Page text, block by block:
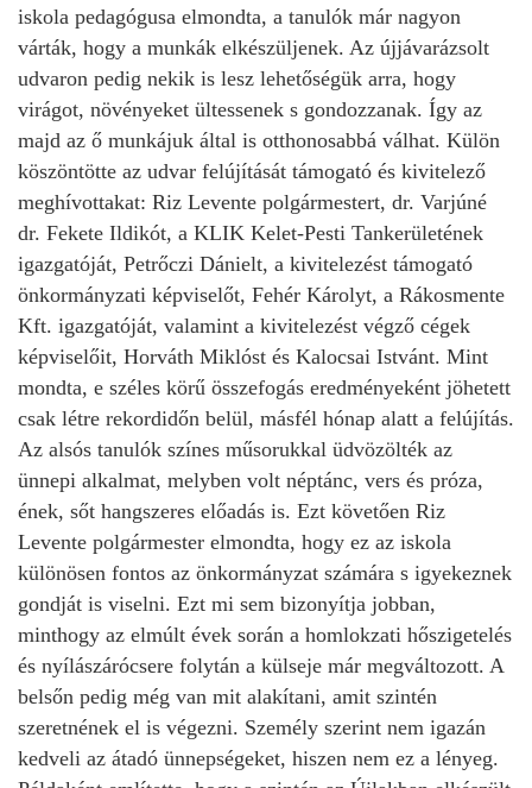
iskola pedagógusa elmondta, a tanulók már nagyon
várták, hogy a munkák elkészüljenek. Az újjávarázsolt
udvaron pedig nekik is lesz lehetőségük arra, hogy
virágot, növényeket ültessenek s gondozzanak. Így az
majd az ő munkájuk által is otthonosabbá válhat. Külön
köszöntötte az udvar felújítását támogató és kivitelező
meghívottakat: Riz Levente polgármestert, dr. Varjúné
dr. Fekete Ildikót, a KLIK Kelet-Pesti Tankerületének
igazgatóját, Petrőczi Dánielt, a kivitelezést támogató
önkormányzati képviselőt, Fehér Károlyt, a Rákosmente
Kft. igazgatóját, valamint a kivitelezést végző cégek
képviselőit, Horváth Miklóst és Kalocsai Istvánt. Mint
mondta, e széles körű összefogás eredményeként jöhetett
csak létre rekordidőn belül, másfél hónap alatt a felújítás.
Az alsós tanulók színes műsorukkal üdvözölték az
ünnepi alkalmat, melyben volt néptánc, vers és próza,
ének, sőt hangszeres előadás is. Ezt követően Riz
Levente polgármester elmondta, hogy ez az iskola
különösen fontos az önkormányzat számára s igyekeznek
gondját is viselni. Ezt mi sem bizonyítja jobban,
minthogy az elmúlt évek során a homlokzati hőszigetelés
és nyílászárócsere folytán a külseje már megváltozott. A
belsőn pedig még van mit alakítani, amit szintén
szeretnének el is végezni. Személy szerint nem igazán
kedveli az átadó ünnepségeket, hiszen nem ez a lényeg.